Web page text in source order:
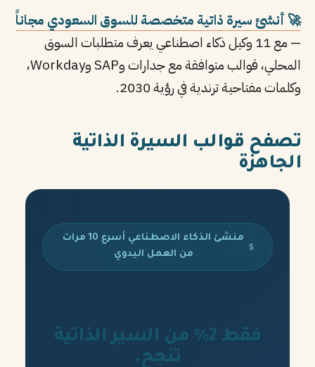
🚀 أنشئ سيرة ذاتية متخصصة للسوق السعودي مجاناً
— مع 11 وكيل ذكاء اصطناعي يعرف متطلبات السوق
المحلي، قوالب متوافقة مع جدارات وSAP وWorkday،
وكلمات مفتاحية ترندية في رؤية 2030.
تصفح قوالب السيرة الذاتية
الجاهزة
منشئ الذكاء الاصطناعي أسرع 10 مرات
من العمل اليدوي
فقط 2% من السير الذاتية
تنجح.